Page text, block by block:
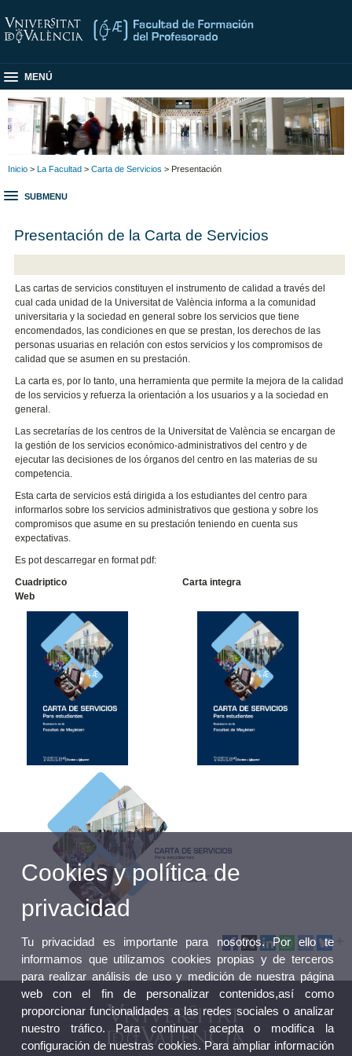
MENÚ
Inicio > La Facultad > Carta de Servicios > Presentación
SUBMENU
Presentación de la Carta de Servicios
Las cartas de servicios constituyen el instrumento de calidad a través del
cual cada unidad de la Universitat de València informa a la comunidad
universitaria y la sociedad en general sobre los servicios que tiene
encomendados, las condiciones en que se prestan, los derechos de las
personas usuarias en relación con estos servicios y los compromisos de
calidad que se asumen en su prestación.
La carta es, por lo tanto, una herramienta que permite la mejora de la calidad
de los servicios y refuerza la orientación a los usuarios y a la sociedad en
general.
Las secretarías de los centros de la Universitat de València se encargan de
la gestión de los servicios económico-administrativos del centro y de
ejecutar las decisiones de los órganos del centro en las materias de su
competencia.
Esta carta de servicios está dirigida a los estudiantes del centro para
informarlos sobre los servicios administrativos que gestiona y sobre los
compromisos que asume en su prestación teniendo en cuenta sus
expectativas.
Es pot descarregar en format pdf:
Cuadriptico Carta integra
Web
Cookies y política de
privacidad
Tu privacidad es importante para nosotros. Por ello te
informamos que utilizamos cookies propias y de terceros
para realizar análisis de uso y medición de nuestra página
web con el fin de personalizar contenidos,así como
proporcionar funcionalidades a las redes sociales o analizar
nuestro tráfico. Para continuar acepta o modifica la
configuración de nuestras cookies. Para ampliar información